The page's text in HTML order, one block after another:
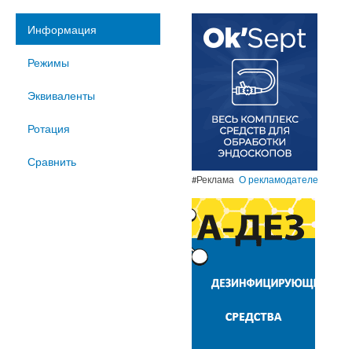
Информация
Режимы
Эквиваленты
Ротация
Сравнить
#Реклама О рекламодателе